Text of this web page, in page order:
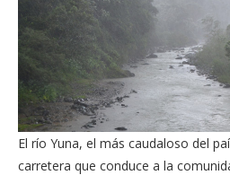
El río Yuna, el más caudaloso del
carretera que conduce a la